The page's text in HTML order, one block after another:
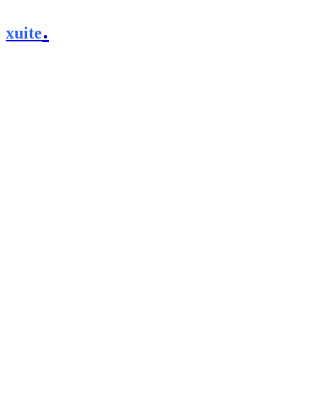
xuite.